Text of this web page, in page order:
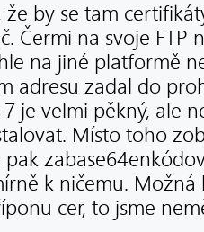
že by se tam
Čermi na svoje FTP
na jiné platformě
adresu zadal do
je velmi pěkný, ale
Místo toho
pak
k ničemu.
cer, to jsme